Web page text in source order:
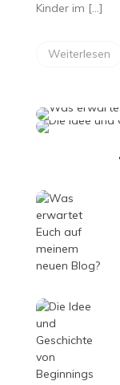
Kinder im […]
Weiterlesen